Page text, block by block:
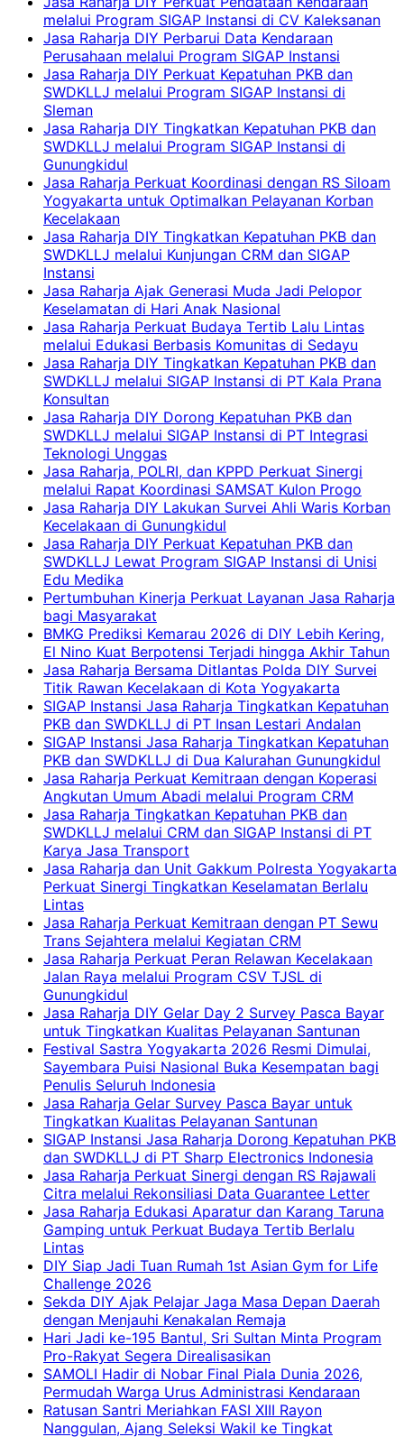
melalui Program SIGAP Instansi di CV Kaleksanan
Jasa Raharja DIY Perbarui Data Kendaraan
Perusahaan melalui Program SIGAP Instansi
Jasa Raharja DIY Perkuat Kepatuhan PKB dan
SWDKLLJ melalui Program SIGAP Instansi di
Sleman
Jasa Raharja DIY Tingkatkan Kepatuhan PKB dan
SWDKLLJ melalui Program SIGAP Instansi di
Gunungkidul
Jasa Raharja Perkuat Koordinasi dengan RS Siloam
Yogyakarta untuk Optimalkan Pelayanan Korban
Kecelakaan
Jasa Raharja DIY Tingkatkan Kepatuhan PKB dan
SWDKLLJ melalui Kunjungan CRM dan SIGAP
Instansi
Jasa Raharja Ajak Generasi Muda Jadi Pelopor
Keselamatan di Hari Anak Nasional
Jasa Raharja Perkuat Budaya Tertib Lalu Lintas
melalui Edukasi Berbasis Komunitas di Sedayu
Jasa Raharja DIY Tingkatkan Kepatuhan PKB dan
SWDKLLJ melalui SIGAP Instansi di PT Kala Prana
Konsultan
Jasa Raharja DIY Dorong Kepatuhan PKB dan
SWDKLLJ melalui SIGAP Instansi di PT Integrasi
Teknologi Unggas
Jasa Raharja, POLRI, dan KPPD Perkuat Sinergi
melalui Rapat Koordinasi SAMSAT Kulon Progo
Jasa Raharja DIY Lakukan Survei Ahli Waris Korban
Kecelakaan di Gunungkidul
Jasa Raharja DIY Perkuat Kepatuhan PKB dan
SWDKLLJ Lewat Program SIGAP Instansi di Unisi
Edu Medika
Pertumbuhan Kinerja Perkuat Layanan Jasa Raharja
bagi Masyarakat
BMKG Prediksi Kemarau 2026 di DIY Lebih Kering,
El Nino Kuat Berpotensi Terjadi hingga Akhir Tahun
Jasa Raharja Bersama Ditlantas Polda DIY Survei
Titik Rawan Kecelakaan di Kota Yogyakarta
SIGAP Instansi Jasa Raharja Tingkatkan Kepatuhan
PKB dan SWDKLLJ di PT Insan Lestari Andalan
SIGAP Instansi Jasa Raharja Tingkatkan Kepatuhan
PKB dan SWDKLLJ di Dua Kalurahan Gunungkidul
Jasa Raharja Perkuat Kemitraan dengan Koperasi
Angkutan Umum Abadi melalui Program CRM
Jasa Raharja Tingkatkan Kepatuhan PKB dan
SWDKLLJ melalui CRM dan SIGAP Instansi di PT
Karya Jasa Transport
Jasa Raharja dan Unit Gakkum Polresta Yogyakarta
Perkuat Sinergi Tingkatkan Keselamatan Berlalu
Lintas
Jasa Raharja Perkuat Kemitraan dengan PT Sewu
Trans Sejahtera melalui Kegiatan CRM
Jasa Raharja Perkuat Peran Relawan Kecelakaan
Jalan Raya melalui Program CSV TJSL di
Gunungkidul
Jasa Raharja DIY Gelar Day 2 Survey Pasca Bayar
untuk Tingkatkan Kualitas Pelayanan Santunan
Festival Sastra Yogyakarta 2026 Resmi Dimulai,
Sayembara Puisi Nasional Buka Kesempatan bagi
Penulis Seluruh Indonesia
Jasa Raharja Gelar Survey Pasca Bayar untuk
Tingkatkan Kualitas Pelayanan Santunan
SIGAP Instansi Jasa Raharja Dorong Kepatuhan PKB
dan SWDKLLJ di PT Sharp Electronics Indonesia
Jasa Raharja Perkuat Sinergi dengan RS Rajawali
Citra melalui Rekonsiliasi Data Guarantee Letter
Jasa Raharja Edukasi Aparatur dan Karang Taruna
Gamping untuk Perkuat Budaya Tertib Berlalu
Lintas
DIY Siap Jadi Tuan Rumah 1st Asian Gym for Life
Challenge 2026
Sekda DIY Ajak Pelajar Jaga Masa Depan Daerah
dengan Menjauhi Kenakalan Remaja
Hari Jadi ke-195 Bantul, Sri Sultan Minta Program
Pro-Rakyat Segera Direalisasikan
SAMOLI Hadir di Nobar Final Piala Dunia 2026,
Permudah Warga Urus Administrasi Kendaraan
Ratusan Santri Meriahkan FASI XIII Rayon
Nanggulan, Ajang Seleksi Wakil ke Tingkat